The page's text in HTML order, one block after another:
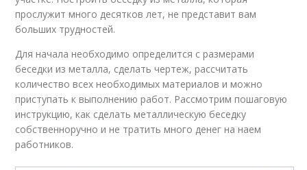
прослужит много десятков лет, не представит вам
больших трудностей.
Для начала необходимо определится с размерами
беседки из металла, сделать чертеж, рассчитать
количество всех необходимых материалов и можно
приступать к выполнению работ. Рассмотрим пошаговую
инструкцию, как сделать металлическую беседку
собственноручно и не тратить много денег на наем
работников.